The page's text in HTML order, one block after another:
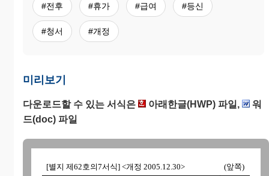
#전후 #휴가 #급여 #등신
#청서 #개정
미리보기
다운로드할 수 있는 서식은 아래한글(HWP) 파일,
워
드(doc) 파일
[별지 제62호의7서식] <개정 2005.12.30> (앞쪽)